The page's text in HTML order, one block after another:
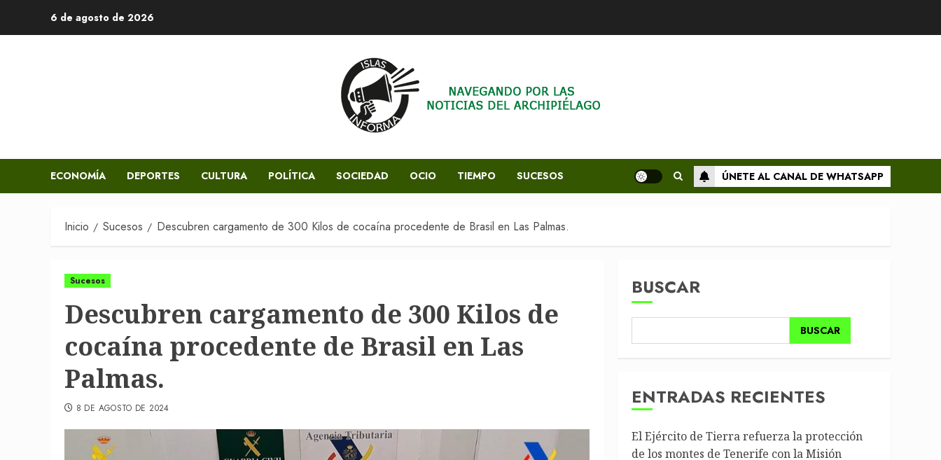
6 de agosto de 2026
ECONOMÍA DEPORTES CULTURA POLÍTICA SOCIEDAD OCIO TIEMPO SUCESOS ÚNETE AL CANAL DE WHATSAPP
Inicio Sucesos Descubren cargamento de 300 Kilos de cocaína procedente de Brasil en Las Palmas.
Sucesos
Descubren cargamento de 300 Kilos de
cocaína procedente de Brasil en Las
Palmas.
8 DE AGOSTO DE 2024
BUSCAR
BUSCAR
ENTRADAS RECIENTES
El Ejército de Tierra refuerza la protección
de los montes de Tenerife con la Misión